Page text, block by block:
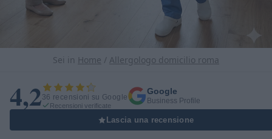
Sei in Home / Allergologo domicilio roma
4,236 recensioni su Google
Recensioni verificate
Google
Business Profile
Lascia una recensione